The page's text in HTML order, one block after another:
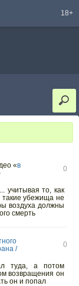
18+
«в
0
учитывая то, как
такие убежища не
воздуха должны
смерть
/
0
туда, а потом
возвращения он
он и попал